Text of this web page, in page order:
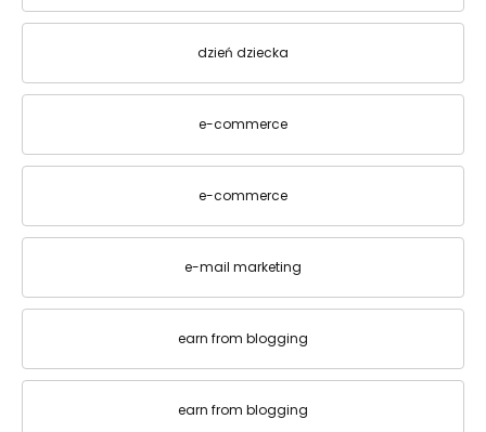
dzień dziecka
e-commerce
e-commerce
e-mail marketing
earn from blogging
earn from blogging